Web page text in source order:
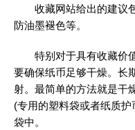
收藏网站给出的建议包
防油墨褪色等。
特别对于具有收藏价值
要确保纸币足够干燥。长
射。最简单的方法就是干
(专用的塑料袋或者纸质
袋中。